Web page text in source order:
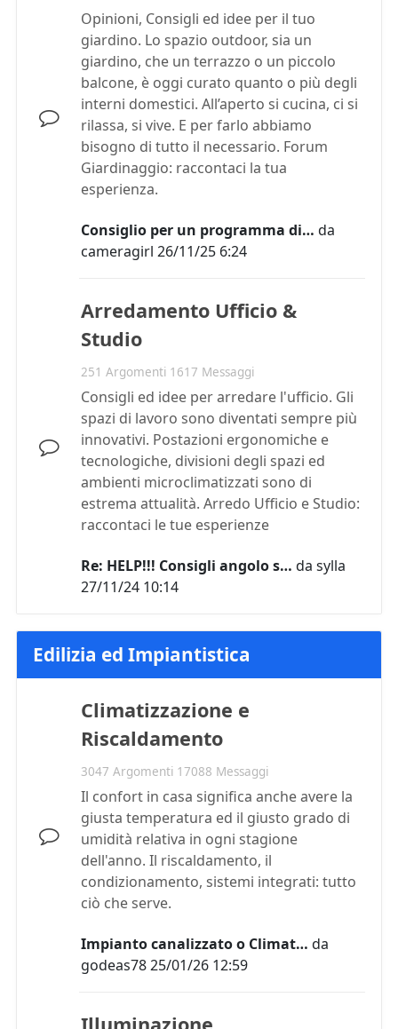
Opinioni, Consigli ed idee per il tuo
giardino. Lo spazio outdoor, sia un
giardino, che un terrazzo o un piccolo
balcone, è oggi curato quanto o più degli
interni domestici. All’aperto si cucina, ci si
rilassa, si vive. E per farlo abbiamo
bisogno di tutto il necessario. Forum
Giardinaggio: raccontaci la tua
esperienza.
Consiglio per un programma di… da
cameragirl 26/11/25 6:24
Arredamento Ufficio &
Studio
251 Argomenti 1617 Messaggi
Consigli ed idee per arredare l'ufficio. Gli
spazi di lavoro sono diventati sempre più
innovativi. Postazioni ergonomiche e
tecnologiche, divisioni degli spazi ed
ambienti microclimatizzati sono di
estrema attualità. Arredo Ufficio e Studio:
raccontaci le tue esperienze
Re: HELP!!! Consigli angolo s… da sylla
27/11/24 10:14
Edilizia ed Impiantistica
Climatizzazione e
Riscaldamento
3047 Argomenti 17088 Messaggi
Il confort in casa significa anche avere la
giusta temperatura ed il giusto grado di
umidità relativa in ogni stagione
dell'anno. Il riscaldamento, il
condizionamento, sistemi integrati: tutto
ciò che serve.
Impianto canalizzato o Climat… da
godeas7825/01/26 12:59